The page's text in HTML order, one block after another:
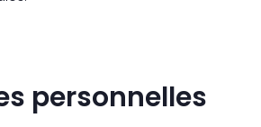
personnelles